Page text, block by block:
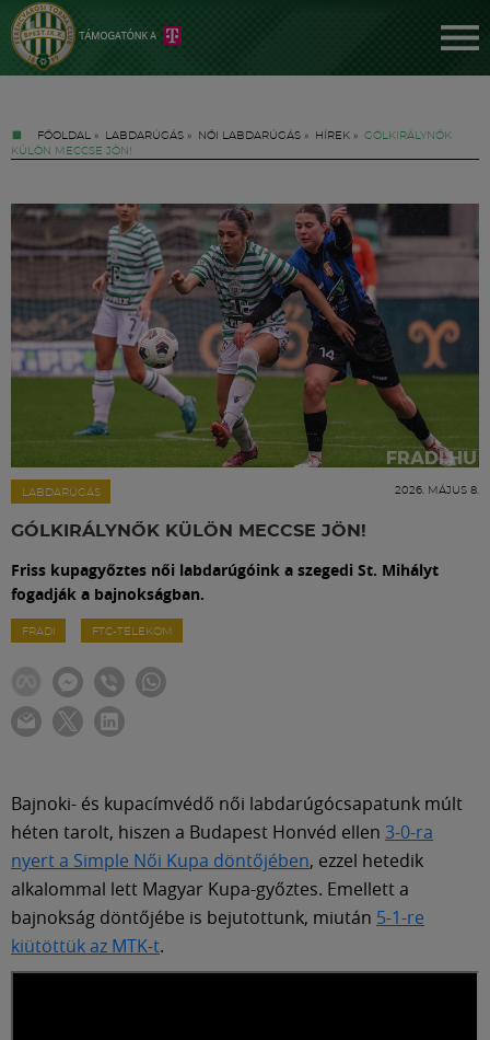
FŐOLDAL » LABDARÚGÁS » NŐI LABDARÚGÁS » HÍREK » GÓLKIRÁLYNŐK
KÜLÖN MECCSE JÖN!
LABDARÚGÁS 2026. MÁJUS 8.
GÓLKIRÁLYNŐK KÜLÖN MECCSE JÖN!
Friss kupagyőztes női labdarúgóink a szegedi St. Mihályt
fogadják a bajnokságban.
FRADI FTC-TELEKOM
Bajnoki- és kupacímvédő női labdarúgócsapatunk múlt
héten tarolt, hiszen a Budapest Honvéd ellen 3-0-ra
nyert a Simple Női Kupa döntőjében, ezzel hetedik
alkalommal lett Magyar Kupa-győztes. Emellett a
bajnokság döntőjébe is bejutottunk, miután 5-1-re
kiütöttük az MTK-t.
Jegyek
FM YouTube +
Hírek
Labdarúgás
Szakosztályok
Meccscenter
Klub
Shop
Közösség
Múzeum